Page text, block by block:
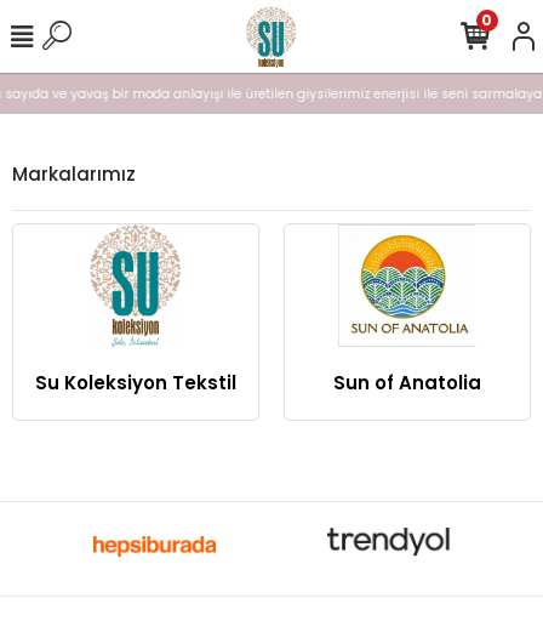
sayıda ve yavaş bir moda anlayışı ile üretilen giysilerimiz enerjisi ile seni
0
Markalarımız
Su Koleksiyon Tekstil Sun of Anatolia